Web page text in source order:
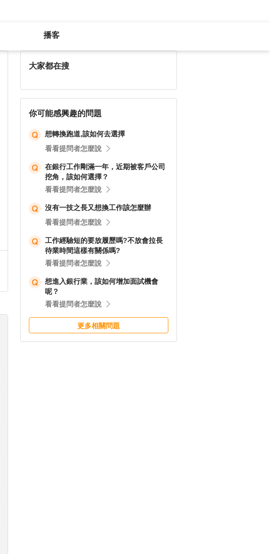
播客
大家都在搜
你可能感興趣的問題
想轉換跑道,該如何去選擇
看看提問者怎麼說
在銀行工作剛滿一年，近期被客戶公司
挖角，該如何選擇？
看看提問者怎麼說
沒有一技之長又想換工作該怎麼辦
看看提問者怎麼說
工作經驗短的要放履歷嗎?不放會拉長
待業時間這樣有關係嗎?
看看提問者怎麼說
想進入銀行業，該如何增加面試機會
呢？
看看提問者怎麼說
更多相關問題